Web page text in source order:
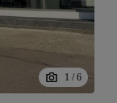
1 / 6